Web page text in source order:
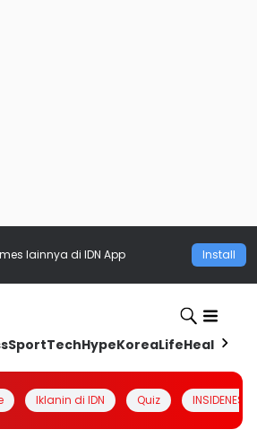
lainnya di IDN App Install
SportTechHypeKoreaLifeHealth
Iklanin di IDN Quiz INSIDENESIA